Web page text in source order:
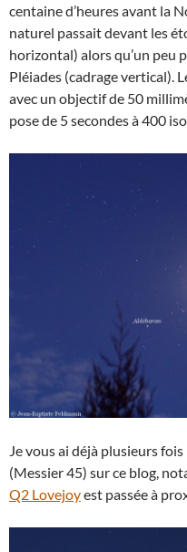
centaine d’heures avant la
naturel passait devant les
horizontal) alors qu’un peu
Pléiades (cadrage vertical).
avec un objectif de 50
pose de 5 secondes à 400
Je vous ai déjà plusieurs fois
(Messier 45) sur ce blog,
Q2 Lovejoyest passée à